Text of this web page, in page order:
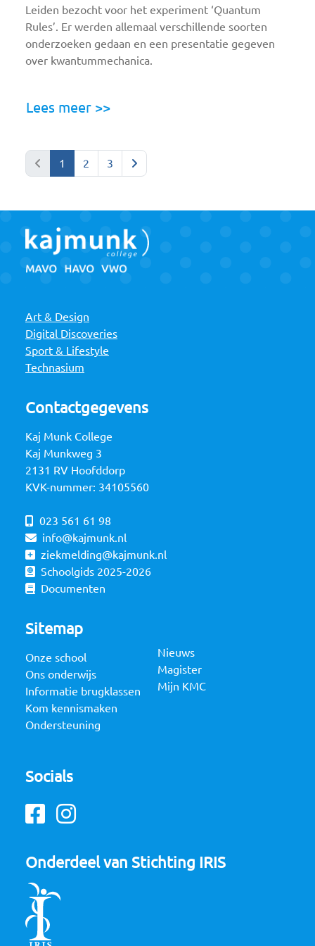
Leiden bezocht voor het experiment ‘Quantum
Rules’. Er werden allemaal verschillende soorten
onderzoeken gedaan en een presentatie gegeven
over kwantummechanica.
Lees meer >>
Vorige
1 2 3 Volgende
Art & Design
Digital Discoveries
Sport & Lifestyle
Technasium
Contactgegevens
Kaj Munk College
Kaj Munkweg 3
2131 RV Hoofddorp
KVK-nummer: 34105560
023 561 61 98
info@kajmunk.nl
ziekmelding@kajmunk.nl
Schoolgids 2025-2026
Documenten
Sitemap
Onze school
Ons onderwijs
Informatie brugklassen
Kom kennismaken
Ondersteuning
Nieuws
Magister
Mijn KMC
Socials
Facebook
Instagram
Onderdeel van Stichting IRIS